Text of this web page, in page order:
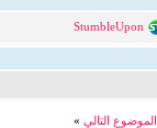
StumbleUpon
الموضوع التالي »